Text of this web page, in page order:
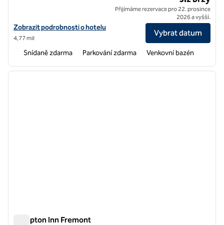
Zobrazit podrobnosti o hotelu Home2 Suites by Hilton Union City
Zobrazit podrobnosti o hotelu
4,77 mil
Přijímáme rezervace pro 22. prosince
2026 a vyšší.
Vybrat datum
Snídaně zdarma Parkování zdarma Venkovní bazén
1 z 12
další
Hampton Inn Fremont